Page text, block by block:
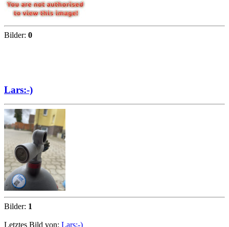
Bilder: 0
Lars:-)
Bilder: 1
Letztes Bild von: Lars:-)